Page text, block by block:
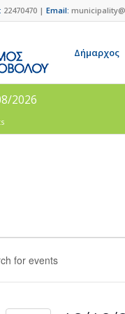
22470470 | Email:
Δήμαρχος
2026